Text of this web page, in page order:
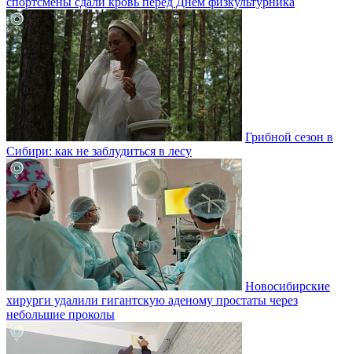
Грибной сезон в
Сибири: как не заблудиться в лесу
Новосибирские
хирурги удалили гигантскую аденому простаты через
небольшие проколы